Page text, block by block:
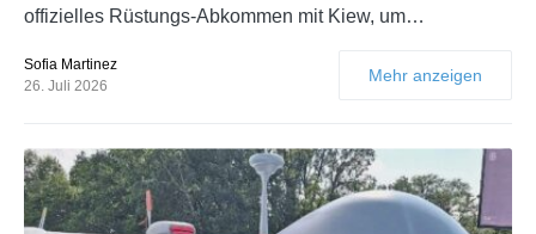
offizielles Rüstungs-Abkommen mit Kiew, um…
Sofia Martinez
26. Juli 2026
Mehr anzeigen